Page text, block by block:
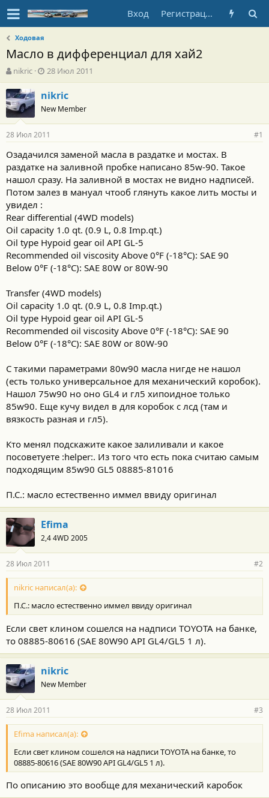
Вход Регистрация
Ходовая
Масло в дифференциал для хай2
А
в
т
о
р
т
е
м
ы
nikric
Д
а
т
а
н
а
ч
а
л
а
28 Июл 2011
nikric
New Member
28 Июл 2011 #1
Озадачился заменой масла в раздатке и мостах. В
раздатке на заливной пробке написано 85w-90. Такое
нашол сразу. На заливной в мостах не видно надписей.
Потом залез в мануал чтооб глянуть какое лить мосты и
увидел :
Rear differential (4WD models)
Oil capacity 1.0 qt. (0.9 L, 0.8 Imp.qt.)
Oil type Hypoid gear oil API GL-5
Recommended oil viscosity Above 0°F (-18°C): SAE 90
Below 0°F (-18°C): SAE 80W or 80W-90
Transfer (4WD models)
Oil capacity 1.0 qt. (0.9 L, 0.8 Imp.qt.)
Oil type Hypoid gear oil API GL-5
Recommended oil viscosity Above 0°F (-18°C): SAE 90
Below 0°F (-18°C): SAE 80W or 80W-90
С такими параметрами 80w90 масла нигде не нашол
(есть только универсальное для механический коробок).
Нашол 75w90 но оно GL4 и гл5 хипоидное только
85w90. Еще кучу видел в для коробок с лсд (там и
вязкость разная и гл5).
Кто менял подскажите какое залиливали и какое
посоветуете :helper:. Из того что есть пока считаю самым
подходящим 85w90 GL5 08885-81016
П.С.: масло естественно иммел ввиду оригинал
Efima
2,4 4WD 2005
28 Июл 2011 #2
nikric написал(а):
П.С.: масло естественно иммел ввиду оригинал
Если свет клином сошелся на надписи TOYOTA на банке,
то 08885-80616 (SAE 80W90 API GL4/GL5 1 л).
nikric
New Member
28 Июл 2011 #3
Efima написал(а):
Если свет клином сошелся на надписи TOYOTA на банке, то
08885-80616 (SAE 80W90 API GL4/GL5 1 л).
По описанию это вообще для механический каробок